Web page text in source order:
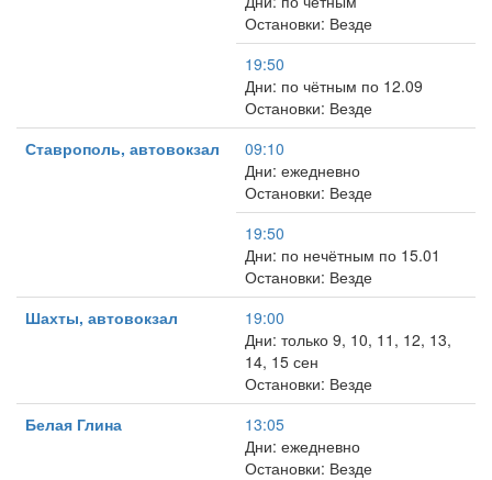
Остановки: Везде
19:50
Дни: по чётным по 12.09
Остановки: Везде
Ставрополь, автовокзал
09:10
Дни: ежедневно
Остановки: Везде
19:50
Дни: по нечётным по 15.01
Остановки: Везде
Шахты, автовокзал
19:00
Дни: только 9, 10, 11, 12, 13,
14, 15 сен
Остановки: Везде
Белая Глина
13:05
Дни: ежедневно
Остановки: Везде